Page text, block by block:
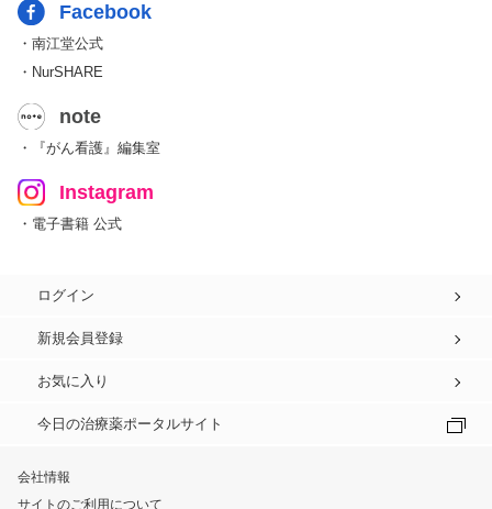
Facebook
・南江堂公式
・NurSHARE
note
・『がん看護』編集室
Instagram
・電子書籍 公式
ログイン
新規会員登録
お気に入り
今日の治療薬ポータルサイト
会社情報
サイトのご利用について